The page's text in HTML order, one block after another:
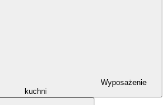
Wyposażenie
kuchni